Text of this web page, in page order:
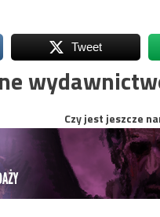
Tweet
Czy jest jeszcze